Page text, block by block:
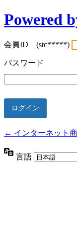
Powered
会員ID (stc*****)
パスワード
← インターネット
言語